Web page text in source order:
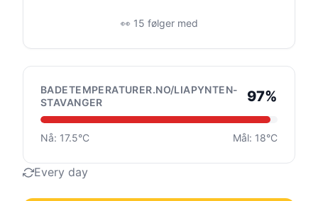
👀 15 følger med
BADETEMPERATURER.NO/LIAPYNTEN-
STAVANGER
97%
Nå: 17.5°C Mål: 18°C
Every day